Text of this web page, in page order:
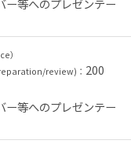
ー等へのプレゼンテー
）
review)： 200
ー等へのプレゼンテー